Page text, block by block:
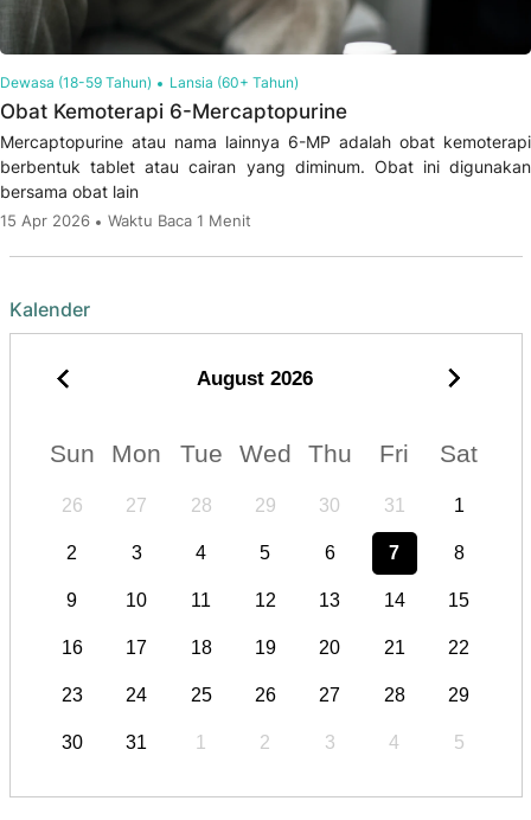
Dewasa (18-59 Tahun) Lansia (60+ Tahun)
Obat Kemoterapi 6-Mercaptopurine
Mercaptopurine atau nama lainnya 6-MP adalah obat kemoterapi
berbentuk tablet atau cairan yang diminum. Obat ini digunakan
bersama obat lain
15 Apr 2026 Waktu Baca 1 Menit
Kalender
August 2026
Sun Mon Tue Wed Thu Fri Sat
26 27 28 29 30 31 1
2 3 4 5 6 7 8
9 10 11 12 13 14 15
16 17 18 19 20 21 22
23 24 25 26 27 28 29
30 31 1 2 3 4 5